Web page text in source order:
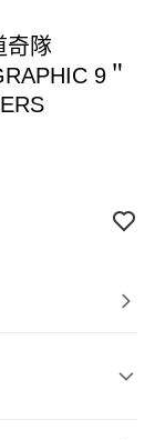
奇隊
9＂